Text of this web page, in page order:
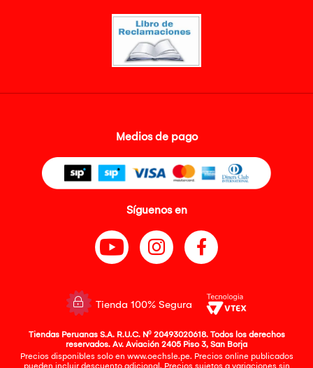
Medios de pago
Síguenos en
Tienda 100% Segura
Tiendas Peruanas S.A. R.U.C. Nº 20493020618. Todos los derechos
reservados. Av. Aviación 2405 Piso 3, San Borja
Precios disponibles solo en www.oechsle.pe. Precios online publicados
pueden incluir descuento adicional. Precios sujetos a variaciones sin